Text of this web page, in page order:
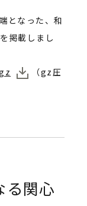
となった、和
掲載しまし
（gz圧
る関心